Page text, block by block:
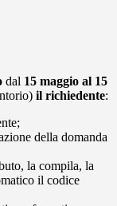
dal 15 maggio al 15
il richiedente:
della domanda
la compila, la
il codice